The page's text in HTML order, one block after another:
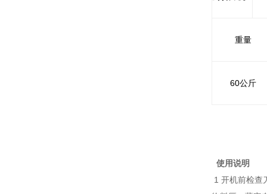
重量
60公斤
使用说明
1 开机前检查